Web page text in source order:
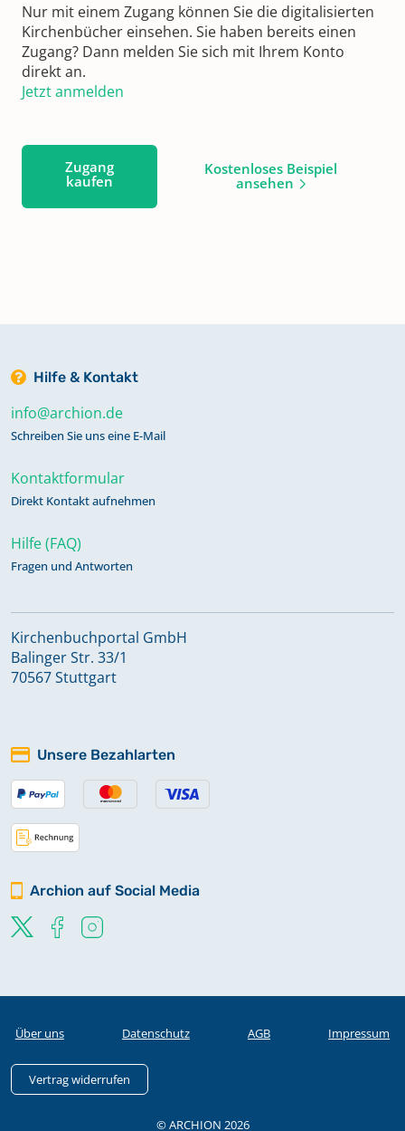
Nur mit einem Zugang können Sie die digitalisierten
Kirchenbücher einsehen. Sie haben bereits einen
Zugang? Dann melden Sie sich mit Ihrem Konto
direkt an.
Jetzt anmelden
Zugang
kaufen
Kostenloses Beispiel
ansehen
Hilfe & Kontakt
info@archion.de
Schreiben Sie uns eine E-Mail
Kontaktformular
Direkt Kontakt aufnehmen
Hilfe (FAQ)
Fragen und Antworten
Kirchenbuchportal GmbH
Balinger Str. 33/1
70567 Stuttgart
Unsere Bezahlarten
Archion auf Social Media
Über uns Datenschutz AGB Impressum
Vertrag widerrufen
© ARCHION 2026